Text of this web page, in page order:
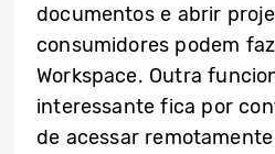
documentos e abrir
consumidores podem
Workspace. Outra
interessante fica por
de acessar